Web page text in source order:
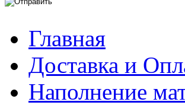
Главная
Доставка и
Наполнение